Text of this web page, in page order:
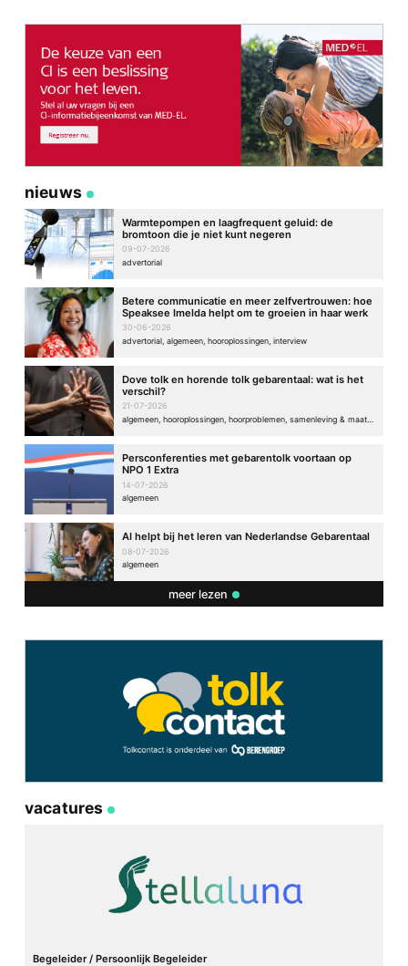
nieuws
Warmtepompen en laagfrequent geluid: de
bromtoon die je niet kunt negeren
09-07-2026
advertorial
Betere communicatie en meer zelfvertrouwen: hoe
Speaksee Imelda helpt om te groeien in haar werk
30-06-2026
advertorial, algemeen, hooroplossingen, interview
Dove tolk en horende tolk gebarentaal: wat is het
verschil?
21-07-2026
Persconferenties met gebarentolk voortaan op
NPO 1 Extra
14-07-2026
algemeen
AI helpt bij het leren van Nederlandse Gebarentaal
08-07-2026
algemeen
meer lezen
vacatures
Begeleider / Persoonlijk Begeleider